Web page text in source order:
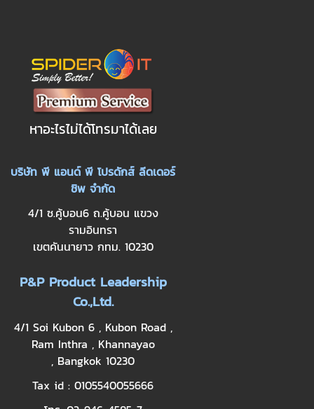
หาอะไรไม่ได้โทรมาได้เลย
บริษัท พี แอนด์ พี โปรดักส์ ลีดเดอร์
ชิพ จำกัด
4/1 ซ.คู้บอน6 ถ.คู้บอน แขวง
รามอินทรา
เขตคันนายาว กทม. 10230
P&P Product Leadership
Co.,Ltd.
4/1 Soi Kubon 6 , Kubon Road ,
Ram Inthra , Khannayao
, Bangkok 10230
Tax id : 0105540055666